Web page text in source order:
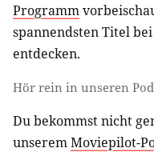
Programm
spannendsten Titel
entdecken.
Hör rein in unseren
Du bekommst nicht
unseremMoviepilot-